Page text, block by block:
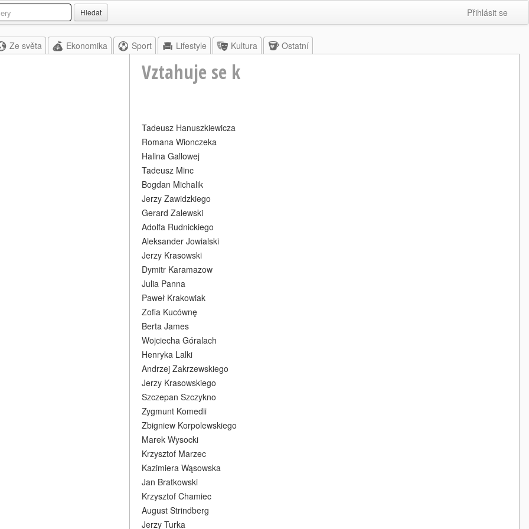
Hledat Přihlásit se
Ze světa Ekonomika Sport Lifestyle Kultura Ostatní
Vztahuje se k
Tadeusz Hanuszkiewicza
Romana Wionczeka
Halina Gallowej
Tadeusz Minc
Bogdan Michalik
Jerzy Zawidzkiego
Gerard Zalewski
Adolfa Rudnickiego
Aleksander Jowialski
Jerzy Krasowski
Dymitr Karamazow
Julia Panna
Paweł Krakowiak
Zofia Kucównę
Berta James
Wojciecha Góralach
Henryka Lalki
Andrzej Zakrzewskiego
Jerzy Krasowskiego
Szczepan Szczykno
Zygmunt Komedii
Zbigniew Korpolewskiego
Marek Wysocki
Krzysztof Marzec
Kazimiera Wąsowska
Jan Bratkowski
Krzysztof Chamiec
August Strindberg
Jerzy Turka